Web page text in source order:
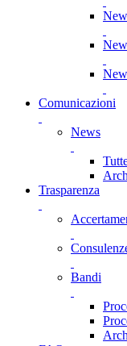
Comunicazioni
News
Trasparenza
Bandi